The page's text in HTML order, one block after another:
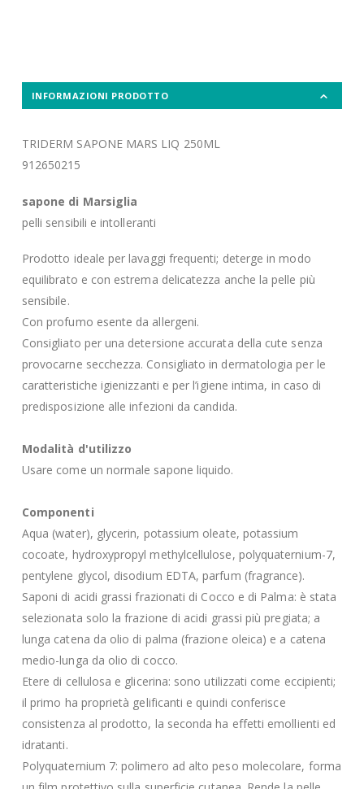
INFORMAZIONI PRODOTTO
TRIDERM SAPONE MARS LIQ 250ML
912650215
sapone di Marsiglia
pelli sensibili e intolleranti
Prodotto ideale per lavaggi frequenti; deterge in modo
equilibrato e con estrema delicatezza anche la pelle più
sensibile.
Con profumo esente da allergeni.
Consigliato per una detersione accurata della cute senza
provocarne secchezza. Consigliato in dermatologia per le
caratteristiche igienizzanti e per l’igiene intima, in caso di
predisposizione alle infezioni da candida.
Modalità d'utilizzo
Usare come un normale sapone liquido.
Componenti
Aqua (water), glycerin, potassium oleate, potassium
cocoate, hydroxypropyl methylcellulose, polyquaternium-7,
pentylene glycol, disodium EDTA, parfum (fragrance).
Saponi di acidi grassi frazionati di Cocco e di Palma: è stata
selezionata solo la frazione di acidi grassi più pregiata; a
lunga catena da olio di palma (frazione oleica) e a catena
medio-lunga da olio di cocco.
Etere di cellulosa e glicerina: sono utilizzati come eccipienti;
il primo ha proprietà gelificanti e quindi conferisce
consistenza al prodotto, la seconda ha effetti emollienti ed
idratanti.
Polyquaternium 7: polimero ad alto peso molecolare, forma